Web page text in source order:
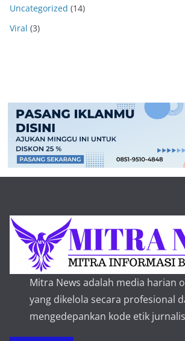
Uncategorized (14)
Viral (3)
Mitra News adalah media harian
yang dikelola secara profesional
mengedepankan kode etik